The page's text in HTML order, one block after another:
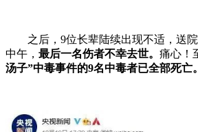
之后，9位长辈陆续出现不适，送院
中午， 最后一名伤者不幸去世。 痛心！
汤子”中毒事件的9名中毒者已全部死亡。